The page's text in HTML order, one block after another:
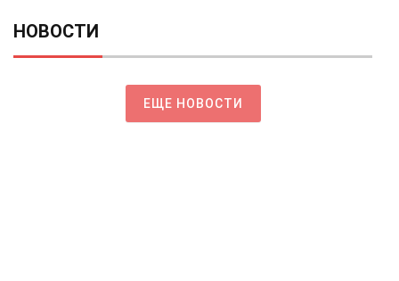
НОВОСТИ
ЕЩЕ НОВОСТИ